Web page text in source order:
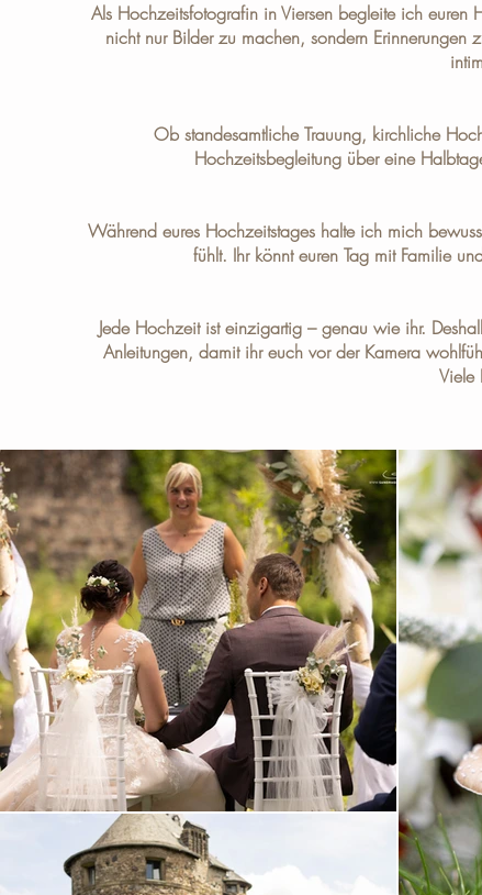
Als Hochzeitsfotografin in Viersenbegleite ich euren
nicht nur Bilder zu machen, sondern
Ob standesamtliche Trauung, kirchliche
Hochzeitsbegleitung über eine
Während eures Hochzeitstages halte ich mich
fühlt. Ihr könnt euren Tag mit Familie
Jede Hochzeit ist einzigartig – genau wie ihr.
Anleitungen, damit ihr euch vor der Kamera
Viele